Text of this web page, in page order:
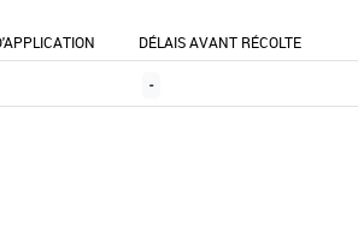
DÉLAIS AVANT RÉCOLTE
-